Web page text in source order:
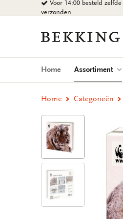
naar
Voor 14:00 besteld
verzonden
Bekking
Blitz
Uitgevers
Home Assortiment
Home Categorieën